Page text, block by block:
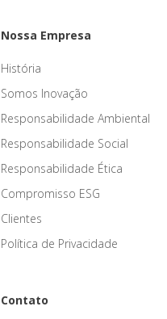
Nossa Empresa
História
Somos Inovação
Responsabilidade Ambiental
Responsabilidade Social
Responsabilidade Ética
Compromisso ESG
Clientes
Política de Privacidade
Contato